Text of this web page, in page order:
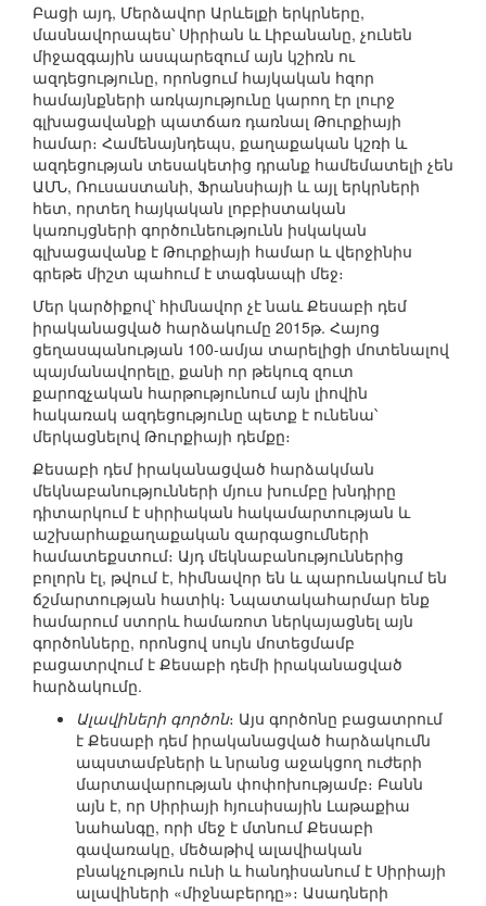
Բացի այդ, Մերձավոր Արևելքի երկրները,
մասնավորապես՝ Սիրիան և Լիբանանը, չունեն
միջազգային ասպարեզում այն կշիռն ու
ազդեցությունը, որոնցում հայկական հզոր
համայնքների առկայությունը կարող էր լուրջ
գլխացավանքի պատճառ դառնալ Թուրքիայի
համար։ Համենայնդեպս, քաղաքական կշռի և
ազդեցության տեսակետից դրանք համեմատելի չեն
ԱՄՆ, Ռուսաստանի, Ֆրանսիայի և այլ երկրների
հետ, որտեղ հայկական լոբբիստական
կառույցների գործունեությունն իսկական
գլխացավանք է Թուրքիայի համար և վերջինիս
գրեթե միշտ պահում է տագնապի մեջ։
Մեր կարծիքով՝ հիմնավոր չէ նաև Քեսաբի դեմ
իրականացված հարձակումը 2015թ. Հայոց
ցեղասպանության 100-ամյա տարելիցի մոտենալով
պայմանավորելը, քանի որ թեկուզ զուտ
քարոզչական հարթությունում այն լիովին
հակառակ ազդեցությունը պետք է ունենա՝
մերկացնելով Թուրքիայի դեմքը։
Քեսաբի դեմ իրականացված հարձակման
մեկնաբանությունների մյուս խումբը խնդիրը
դիտարկում է սիրիական հակամարտության և
աշխարհաքաղաքական զարգացումների
համատեքստում։ Այդ մեկնաբանություններից
բոլորն էլ, թվում է, հիմնավոր են և պարունակում են
ճշմարտության հատիկ։ Նպատակահարմար ենք
համարում ստորև համառոտ ներկայացնել այն
գործոնները, որոնցով սույն մոտեցմամբ
բացատրվում է Քեսաբի դեմի իրականացված
հարձակումը.
Ալավիների գործոն։ Այս գործոնը բացատրում
է Քեսաբի դեմ իրականացված հարձակումն
ապստամբների և նրանց աջակցող ուժերի
մարտավարության փոփոխությամբ։ Բանն
այն է, որ Սիրիայի հյուսիսային Լաթաքիա
նահանգը, որի մեջ է մտնում Քեսաբի
գավառակը, մեծաթիվ ալավիական
բնակչություն ունի և հանդիսանում է Սիրիայի
ալավիների «միջնաբերդը»։ Ասադների